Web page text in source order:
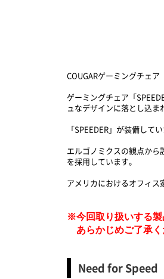
COUGARゲーミングチェア
ゲーミングチェア「
ュなデザインに落とし込ま
「SPEEDER」が装備して
エルゴノミクスの観点か
を採用しています。
アメリカにおけるオフィス
※今回取り扱いする製
あらかじめご了承く
Need for Speed